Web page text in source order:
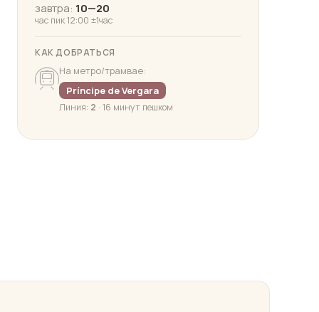
завтра: 10—20
час пик 12:00 ±1час
КАК ДОБРАТЬСЯ
На метро/трамвае:
Príncipe de Vergara
Линия: 2 · 16 минут пешком